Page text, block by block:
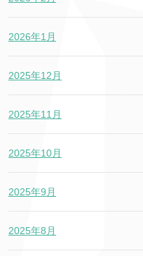
2026年1月
2025年12月
2025年11月
2025年10月
2025年9月
2025年8月